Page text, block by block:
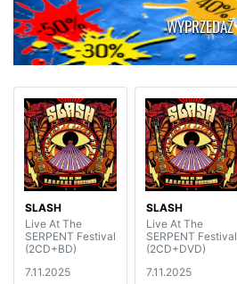
WYPRZEDAŻ
SLASH
Live At The
SERPENT Festival
(2CD+BD)
7.11.2025
SLASH
Live At The
SERPENT Festival
(2CD+DVD)
7.11.2025